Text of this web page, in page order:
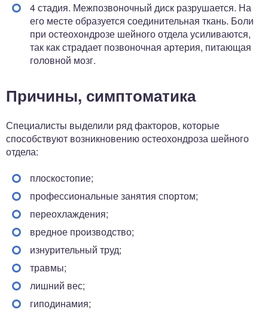
4 стадия. Межпозвоночный диск разрушается. На
его месте образуется соединительная ткань. Боли
при остеохондрозе шейного отдела усиливаются,
так как страдает позвоночная артерия, питающая
головной мозг.
Причины, симптоматика
Специалисты выделили ряд факторов, которые
способствуют возникновению остеохондроза шейного
отдела:
плоскостопие;
профессиональные занятия спортом;
переохлаждения;
вредное производство;
изнурительный труд;
травмы;
лишний вес;
гиподинамия;